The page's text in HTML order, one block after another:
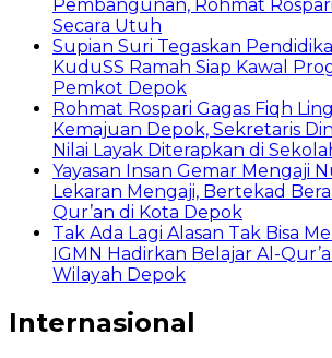
Pembangunan, Rohmat
Secara Utuh
Supian Suri Tegaskan
KuduSS Ramah Siap Kawal
Pemkot Depok
Rohmat Rospari Gagas Fiqh
Kemajuan Depok, Sekretaris
Nilai Layak Diterapkan di
Yayasan Insan Gemar Mengaji
Lekaran Mengaji, Bertekad
Qur’an di Kota Depok
Tak Ada Lagi Alasan Tak Bisa
IGMN Hadirkan Belajar Al-
Wilayah Depok
Internasional